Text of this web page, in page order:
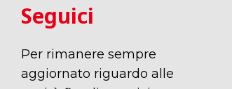
Seguici
Per rimanere sempre
aggiornato riguardo alle